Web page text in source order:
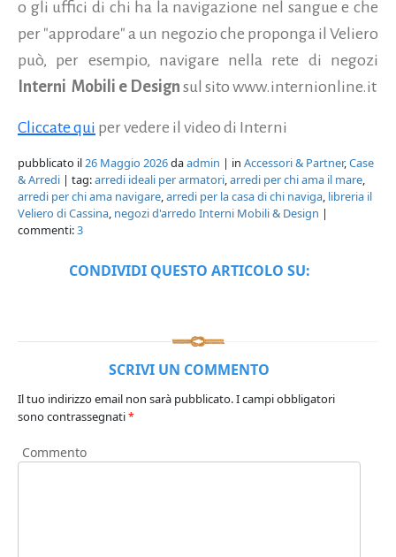
o gli uffici di chi ha la navigazione nel sangue e che
per "approdare" a un negozio che proponga il Veliero
può, per esempio, navigare nella rete di negozi
Interni Mobili e Design sul sito www.internionline.it
Cliccate qui per vedere il video di Interni
pubblicato il26 Maggio 2026daadmin | in Accessori & Partner,Case
& Arredi | tag:arredi ideali per armatori,arredi per chi ama il mare,
arredi per chi ama navigare,arredi per la casa di chi naviga, libreria il
Veliero di Cassina, negozi d'arredo Interni Mobili & Design |
commenti:3
CONDIVIDI QUESTO ARTICOLO SU:
SCRIVI UN COMMENTO
Il tuo indirizzo email non sarà pubblicato.I campi obbligatori
sono contrassegnati*
Commento